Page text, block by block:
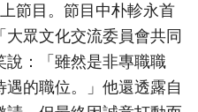
節目。節目中朴軫永首
眾文化交流委員會共同
說：「雖然是非專職職
的職位。」他還透露自